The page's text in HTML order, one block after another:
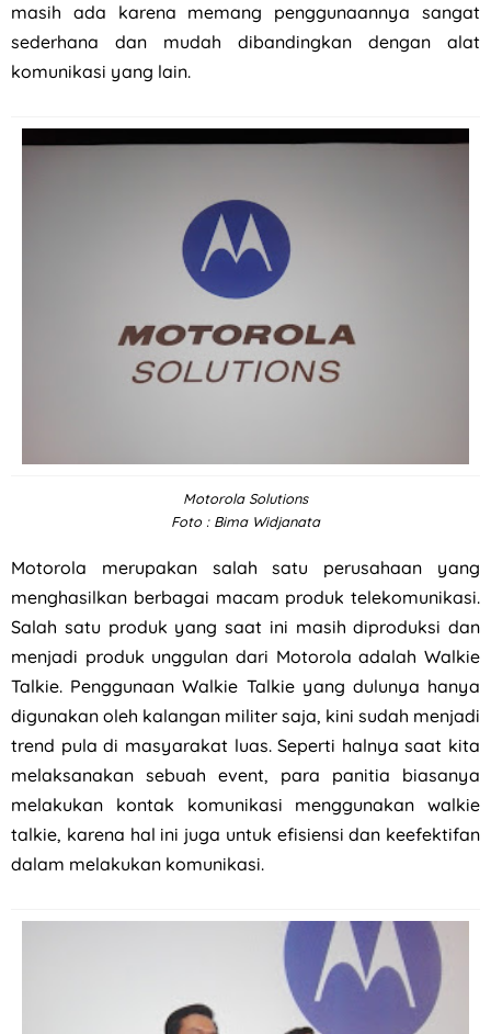
masih ada karena memang penggunaannya sangat
sederhana dan mudah dibandingkan dengan alat
komunikasi yang lain.
Motorola Solutions
Foto : Bima Widjanata
Motorola merupakan salah satu perusahaan yang
menghasilkan berbagai macam produk telekomunikasi.
Salah satu produk yang saat ini masih diproduksi dan
menjadi produk unggulan dari Motorola adalah Walkie
Talkie. Penggunaan Walkie Talkie yang dulunya hanya
digunakan oleh kalangan militer saja, kini sudah menjadi
trend pula di masyarakat luas. Seperti halnya saat kita
melaksanakan sebuah event, para panitia biasanya
melakukan kontak komunikasi menggunakan walkie
talkie, karena hal ini juga untuk efisiensi dan keefektifan
dalam melakukan komunikasi.